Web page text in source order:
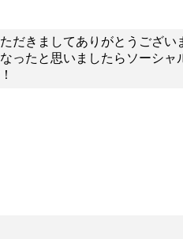
だきましてありがとうござい
ったと思いましたらソーシ